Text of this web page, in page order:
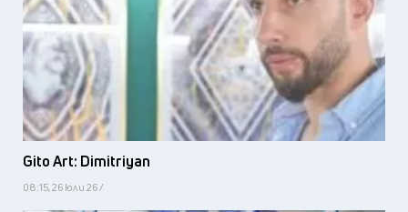
Gito Art: Dimitriyan
08:15, 26 юли 26 /